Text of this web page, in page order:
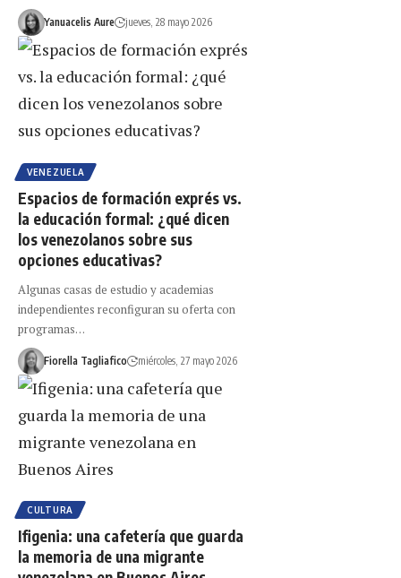
Yanuacelis Aure jueves, 28 mayo 2026
VENEZUELA
Espacios de formación exprés vs.
la educación formal: ¿qué dicen
los venezolanos sobre sus
opciones educativas?
Algunas casas de estudio y academias
independientes reconfiguran su oferta con
programas…
Fiorella Tagliafico miércoles, 27 mayo 2026
CULTURA
Ifigenia: una cafetería que guarda
la memoria de una migrante